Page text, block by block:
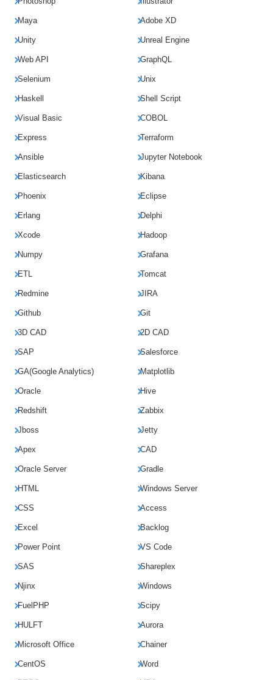
Maya Adobe XD
Unity Unreal Engine
Web API GraphQL
Selenium Unix
Haskell Shell Script
Visual Basic COBOL
Express Terraform
Ansible Jupyter Notebook
Elasticsearch Kibana
Phoenix Eclipse
Erlang Delphi
Xcode Hadoop
Numpy Grafana
ETL Tomcat
Redmine JIRA
Github Git
3D CAD 2D CAD
SAP Salesforce
GA(Google Analytics) Matplotlib
Oracle Hive
Redshift Zabbix
Jboss Jetty
Apex CAD
Oracle Server Gradle
HTML Windows Server
CSS Access
Excel Backlog
Power Point VS Code
SAS Shareplex
Njinx Windows
FuelPHP Scipy
HULFT Aurora
Microsoft Office Chainer
CentOS Word